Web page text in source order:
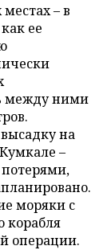
– в
ее
между ними
на
–
моряки с
корабля
операции.